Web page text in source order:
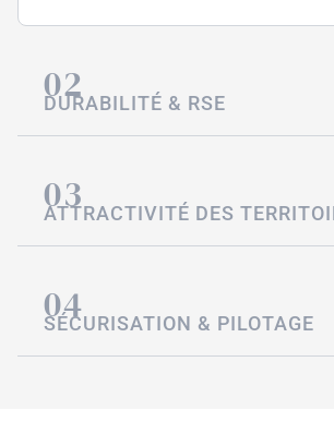
02
DURABILITÉ & RSE
03
ATTRACTIVITÉ DES
04
SÉCURISATION & PILOTAGE